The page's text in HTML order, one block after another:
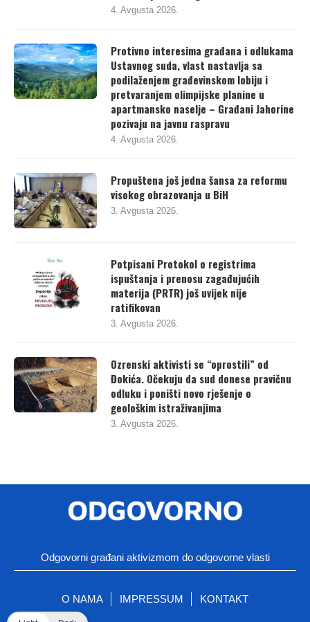
4. Avgusta 2026.
Protivno interesima građana i odlukama
Ustavnog suda, vlast nastavlja sa
podilaženjem građevinskom lobiju i
pretvaranjem olimpijske planine u
apartmansko naselje – Građani Jahorine
pozivaju na javnu raspravu
4. Avgusta 2026.
Propuštena još jedna šansa za reformu
visokog obrazovanja u BiH
3. Avgusta 2026.
Potpisani Protokol o registrima
ispuštanja i prenosu zagađujućih
materija (PRTR) još uvijek nije
ratifikovan
3. Avgusta 2026.
Ozrenski aktivisti se “oprostili” od
Đokića. Očekuju da sud donese pravičnu
odluku i poništi novo rješenje o
geološkim istraživanjima
3. Avgusta 2026.
Odgovorni građani aktivizmom do odgovorne vlasti
O NAMA IMPRESSUM KONTAKT